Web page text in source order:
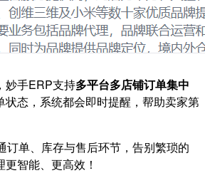
妙手ERP支持多平台多店铺订单集中
状态，系统都会即时提醒，帮助卖家第
订单、库存与售后环节，告别繁琐的
智能、更高效！